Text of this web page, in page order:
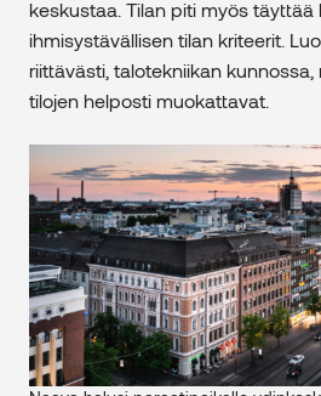
keskustaa. Tilan piti myös täyttää
ihmisystävällisen tilan kriteerit.
riittävästi, talotekniikan
tilojen helposti muokattavat.